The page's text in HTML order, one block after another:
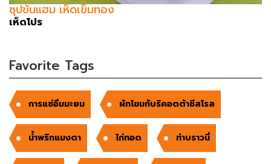
ซุปข้นแฮม เห็ดเข็มทอง
เห็ดโปร
Favorite Tags
การแช่อิ่มมะยม ผักโขมกับริคอตต้าชีสโรล
น้ำพริกแมงดา ไก่ทอด ทำบราวนี่